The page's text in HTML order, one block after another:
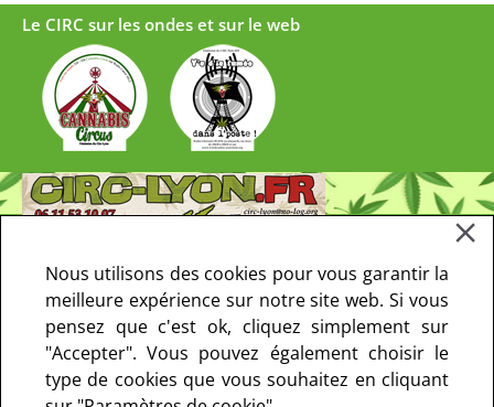
Le CIRC sur les ondes et sur le web
Nous utilisons des cookies pour vous garantir la
meilleure expérience sur notre site web. Si vous
pensez que c'est ok, cliquez simplement sur
"Accepter". Vous pouvez également choisir le
type de cookies que vous souhaitez en cliquant